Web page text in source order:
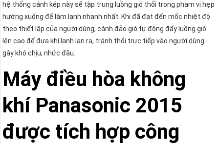
hệ thống cánh kép này sẽ tập trung luồng gió thổi trong phạm vi hẹp
hướng xuống để làm lạnh nhanh nhất. Khi đã đạt đến mốc nhiệt độ
theo thiết lập của người dùng, cánh đảo gió tự động đẩy luồng gió
lên cao để đưa khí lạnh lan ra, tránh thổi trực tiếp vào người dùng
gây khó chịu, nhức đầu.
Máy điều hòa không
khí Panasonic 2015
được tích hợp công